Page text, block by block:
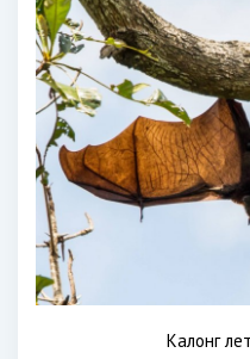
Калонг